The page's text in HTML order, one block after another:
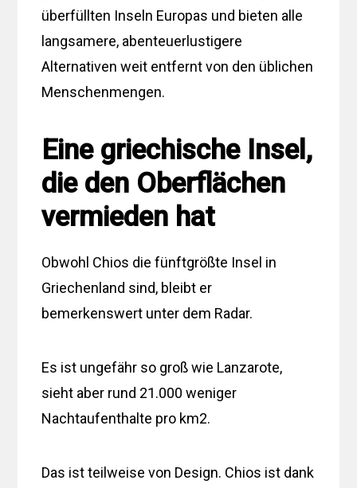
überfüllten Inseln Europas und bieten alle
langsamere, abenteuerlustigere
Alternativen weit entfernt von den üblichen
Menschenmengen.
Eine griechische Insel,
die den Oberflächen
vermieden hat
Obwohl Chios die fünftgrößte Insel in
Griechenland sind, bleibt er
bemerkenswert unter dem Radar.
Es ist ungefähr so ​​groß wie Lanzarote,
sieht aber rund 21.000 weniger
Nachtaufenthalte pro km2.
Das ist teilweise von Design. Chios ist dank